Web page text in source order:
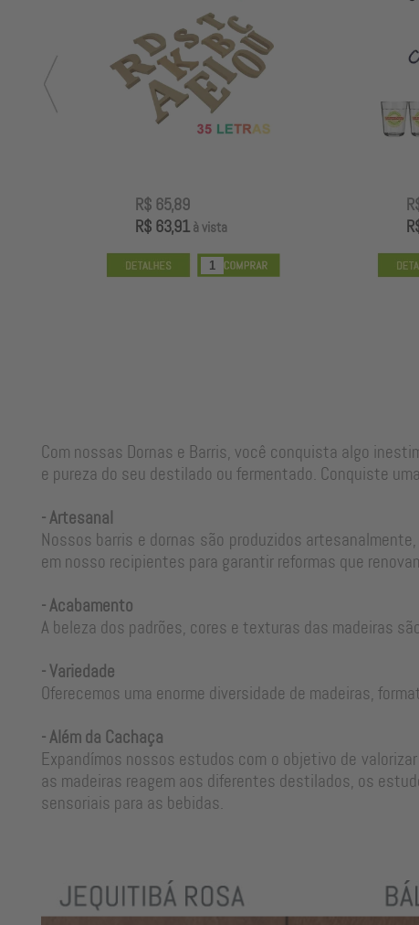
R$ 65,89
R$ 63,91à vista
Com nossas Dornas e Barris, você conquista algo
e pureza do seu destilado ou fermentado. Conquiste
- Artesanal
Nossos barris e dornas são produzidos
em nosso recipientes para garantir reformas que
- Acabamento
A beleza dos padrões, cores e texturas das madeiras
- Variedade
Oferecemos uma enorme diversidade de madeiras,
- Além da Cachaça
Expandímos nossos estudos com o objetivo de
as madeiras reagem aos diferentes destilados, os
sensoriais para as bebidas.